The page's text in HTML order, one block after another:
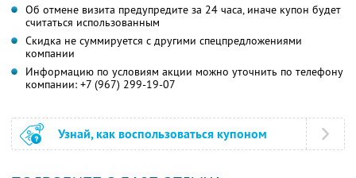
Об отмене визита предупредите за 24 часа, иначе купон будет
считаться использованным
Скидка не суммируется с другими спецпредложениями
компании
Информацию по условиям акции можно уточнить по телефону
компании: +7 (967) 299-19-07
Узнай, как воспользоваться купоном